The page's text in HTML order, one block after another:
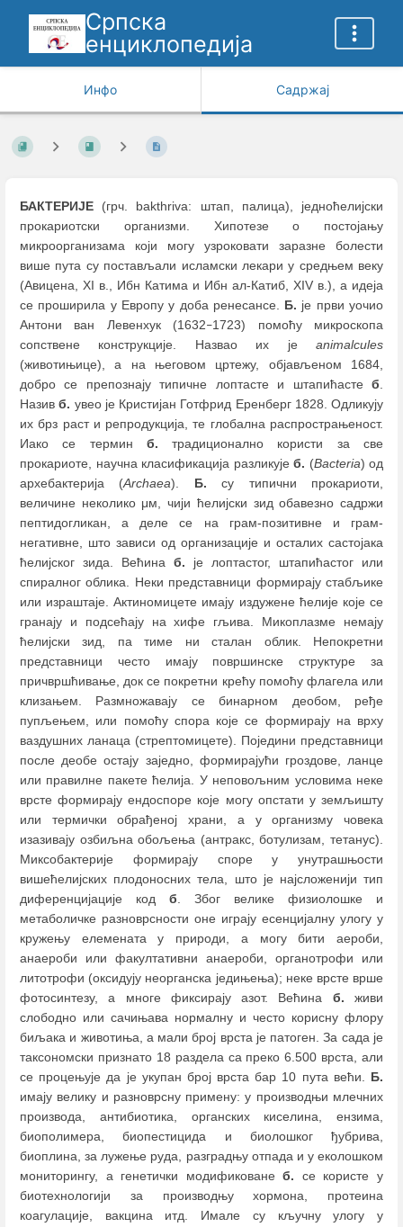
Српска
енциклопедија
Инфо Садржај
БАКТЕРИЈЕ (грч. bakthriva: штап, палица), једноћелијски
прокариотски организми. Хипотезе о постојању
микроорганизама који могу узроковати заразне болести
више пута су постављали исламски лекари у средњем веку
(Авицена, XI в., Ибн Катима и Ибн ал-Катиб, XIV в.), а идеја
се проширила у Европу у доба ренесансе. Б. је први уочио
Антони ван Левенхук (1632–1723) помоћу микроскопа
сопствене конструкције. Назвао их је animalcules
(животињице), а на његовом цртежу, објављеном 1684,
добро се препознају типичне лоптасте и штапићасте б.
Називб. увео је Кристијан Готфрид Еренберг 1828. Одликују
их брз раст и репродукција, те глобална распрострањеност.
Иако се термин б. традиционално користи за све
прокариоте, научна класификација разликује б. (Bacteria) од
архебактерија (Archaea). Б. су типични прокариоти,
величине неколико μм, чији ћелијски зид обавезно садржи
пептидогликан, а деле се на грам-позитивне и грам-
негативне, што зависи од организације и осталих састојака
ћелијског зида. Већина б. је лоптастог, штапићастог или
спиралног облика. Неки представници формирају стабљике
или израштаје. Актиномицете имају издужене ћелије које се
гранају и подсећају на хифе гљива. Микоплазме немају
ћелијски зид, па тиме ни сталан облик. Непокретни
представници често имају површинске структуре за
причвршћивање, док се покретни крећу помоћу флагела или
клизањем. Размножавају се бинарном деобом, ређе
пупљењем, или помоћу спора које се формирају на врху
ваздушних ланаца (стрептомицете). Поједини представници
после деобе остају заједно, формирајући гроздове, ланце
или правилне пакете ћелија. У неповољним условима неке
врсте формирају ендоспоре које могу опстати у земљишту
или термички обрађеној храни, а у организму човека
изазивају озбиљна обољења (антракс, ботулизам, тетанус).
Миксобактерије формирају споре у унутрашњости
вишећелијских плодоносних тела, што је најсложенији тип
диференцијације код б. Због велике физиолошке и
метаболичке разноврсности оне играју есенцијалну улогу у
кружењу елемената у природи, а могу бити аероби,
анаероби или факултативни анаероби, органотрофи или
литотрофи (оксидују неорганска једињења); неке врсте врше
фотосинтезу, а многе фиксирају азот. Већина б. живи
слободно или сачињава нормалну и често корисну флору
биљака и животиња, а мали број врста је патоген. За сада је
таксономски признато 18 раздела са преко 6.500 врста, али
се процењује да је укупан број врста бар 10 пута већи. Б.
имају велику и разноврсну примену: у производњи млечних
производа, антибиотика, органских киселина, ензима,
биополимера, биопестицида и биолошког ђубрива,
биоплина, за лужење руда, разградњу отпада и у еколошком
мониторингу, а генетички модификованеб. се користе у
биотехнологији за производњу хормона, протеина
коагулације, вакцина итд. Имале су кључну улогу у